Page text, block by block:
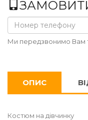
Ми передзвонимо Вам
ОПИС
Костюм на дівчинку